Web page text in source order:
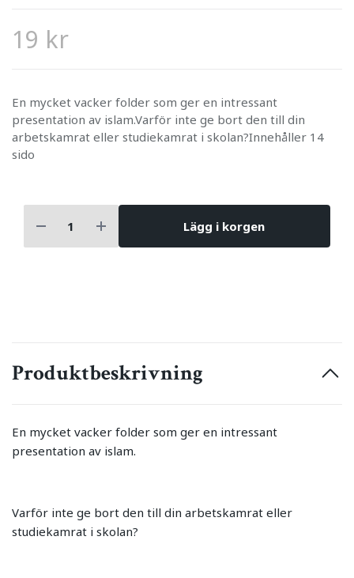
19 kr
En mycket vacker folder som ger en intressant
presentation av islam.Varför inte ge bort den till din
arbetskamrat eller studiekamrat i skolan?Innehåller 14
sido
Lägg i korgen
Produktbeskrivning
En mycket vacker folder som ger en intressant
presentation av islam.
Varför inte ge bort den till din arbetskamrat eller
studiekamrat i skolan?